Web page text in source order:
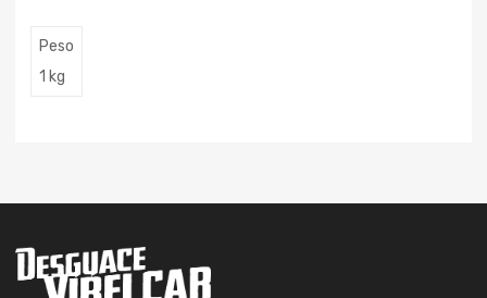
Peso
1 kg